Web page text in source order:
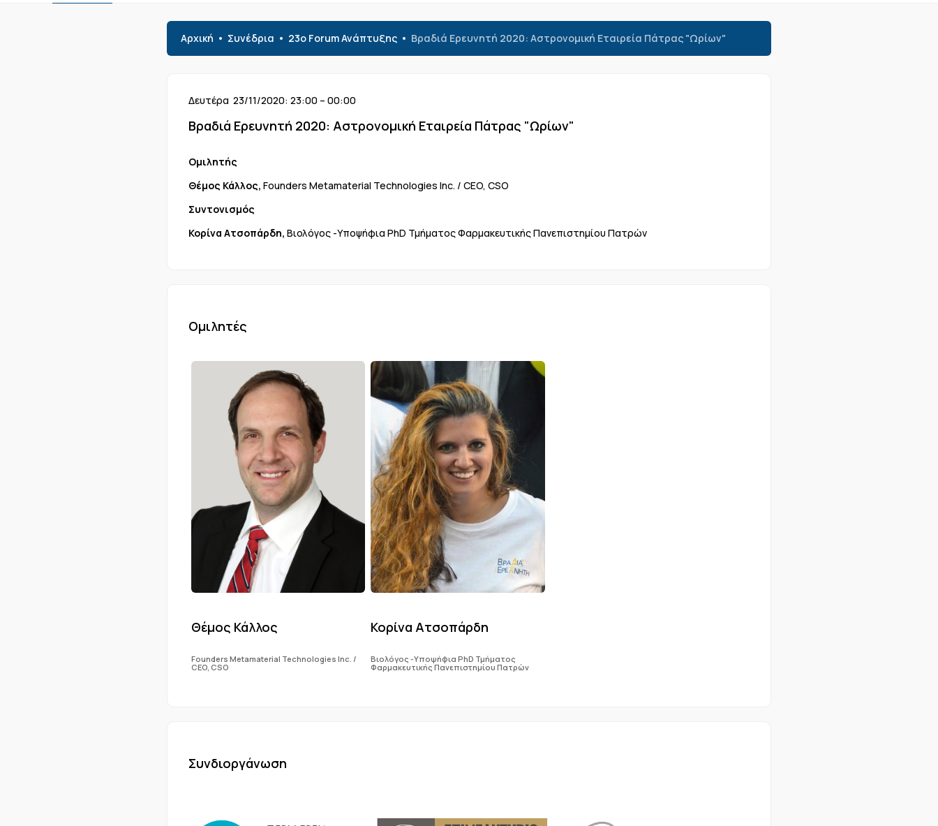
Αρχική Συνέδρια 23o Forum Ανάπτυξης Βραδιά Ερευνητή 2020: Αστρονομική Εταιρεία Πάτρας "Ωρίων"
Δευτέρα 23/11/2020: 23:00 – 00:00
Βραδιά Ερευνητή 2020: Αστρονομική Εταιρεία Πάτρας "Ωρίων"
Ομιλητής
Θέμος Κάλλος, Founders Metamaterial Technologies Inc. / CEO, CSO
Συντονισμός
Κορίνα Ατσοπάρδη, Βιολόγος -Υποψήφια PhD Τμήματος Φαρμακευτικής Πανεπιστημίου Πατρών
Ομιλητές
Θέμος Κάλλος
Founders Metamaterial Technologies Inc. /
CEO, CSO
Κορίνα Ατσοπάρδη
Βιολόγος -Υποψήφια PhD Τμήματος
Φαρμακευτικής Πανεπιστημίου Πατρών
Συνδιοργάνωση